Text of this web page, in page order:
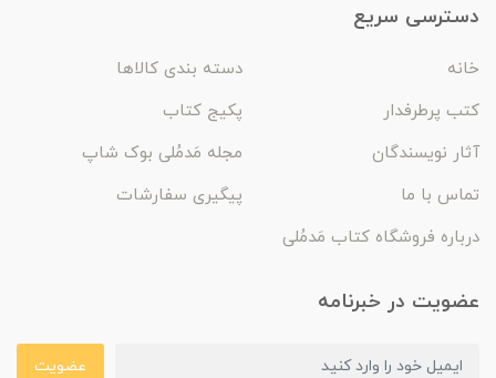
دسترسی سریع
خانه
دسته بندی کالاها
کتب پرطرفدار
پکیج کتاب
آثار نویسندگان
مجله مَدمُلی بوک شاپ
تماس با ما
پیگیری سفارشات
درباره فروشگاه کتاب مَدمُلی
عضویت در خبرنامه
عضویت